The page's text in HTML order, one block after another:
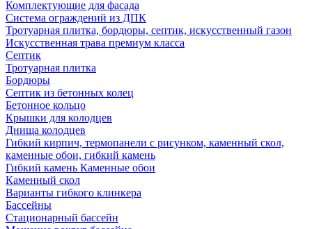
Комплектующие для фасада
Система ограждений из ДПК
Тротуарная плитка, бордюры, септик, искусственный газон
Искусственная трава премиум класса
Септик
Тротуарная плитка
Бордюры
Септик из бетонных колец
Бетонное кольцо
Крышки для колодцев
Днища колодцев
Гибкий кирпич, термопанели с рисунком, каменный скол,
каменные обои, гибкий камень
Гибкий камень Каменные обои
Каменный скол
Варианты гибкого клинкера
Бассейны
Стационарный бассейн